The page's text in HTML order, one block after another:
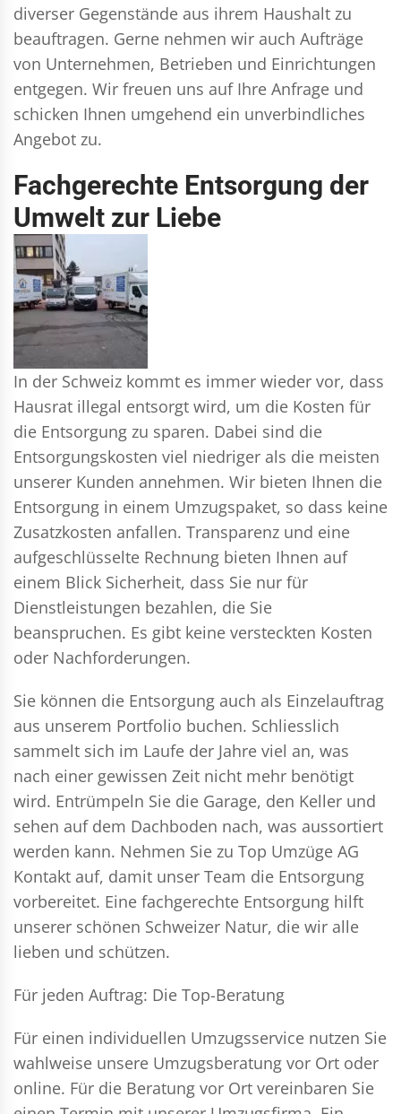
diverser Gegenstände aus ihrem Haushalt zu
beauftragen. Gerne nehmen wir auch Aufträge
von Unternehmen, Betrieben und Einrichtungen
entgegen. Wir freuen uns auf Ihre Anfrage und
schicken Ihnen umgehend ein unverbindliches
Angebot zu.
Fachgerechte Entsorgung der
Umwelt zur Liebe
In der Schweiz kommt es immer wieder vor, dass
Hausrat illegal entsorgt wird, um die Kosten für
die Entsorgung zu sparen. Dabei sind die
Entsorgungskosten viel niedriger als die meisten
unserer Kunden annehmen. Wir bieten Ihnen die
Entsorgung in einem Umzugspaket, so dass keine
Zusatzkosten anfallen. Transparenz und eine
aufgeschlüsselte Rechnung bieten Ihnen auf
einem Blick Sicherheit, dass Sie nur für
Dienstleistungen bezahlen, die Sie
beanspruchen. Es gibt keine versteckten Kosten
oder Nachforderungen.
Sie können die Entsorgung auch als Einzelauftrag
aus unserem Portfolio buchen. Schliesslich
sammelt sich im Laufe der Jahre viel an, was
nach einer gewissen Zeit nicht mehr benötigt
wird. Entrümpeln Sie die Garage, den Keller und
sehen auf dem Dachboden nach, was aussortiert
werden kann. Nehmen Sie zu Top Umzüge AG
Kontakt auf, damit unser Team die Entsorgung
vorbereitet. Eine fachgerechte Entsorgung hilft
unserer schönen Schweizer Natur, die wir alle
lieben und schützen.
Für jeden Auftrag: Die Top-Beratung
Für einen individuellen Umzugsservice nutzen Sie
wahlweise unsere Umzugsberatung vor Ort oder
online. Für die Beratung vor Ort vereinbaren Sie